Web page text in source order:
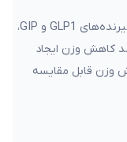
تیرزپاتید (Tirzepatide) با اثر همزمان روی گیرنده‌های GLP1 و GIP،
بیش از ۲۵۰۰ نفر تا ۲۲.۵ درصد کاهش وزن ایجاد
وزن قابل مقایسه